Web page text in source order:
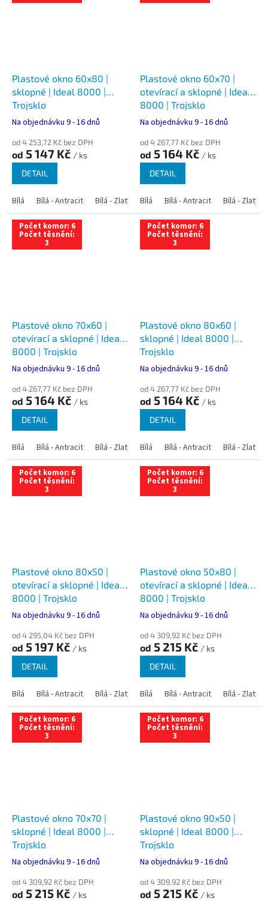
Plastové okno 60x80 |
sklopné | Ideal 8000 |
Trojsklo
Na objednávku 9 - 16 dnů
od 4 253,72 Kč bez DPH
od 5 147 Kč / ks
DETAIL
Bílá Bílá - Antracit Bílá - Zlatý dub Bílá - Tmavý dub Bílá -
Plastové okno 60x70 |
otevírací a sklopné | Ideal
8000 | Trojsklo
Na objednávku 9 - 16 dnů
od 4 267,77 Kč bez DPH
od 5 164 Kč / ks
DETAIL
Bílá Bílá - Antracit Bílá - Zlatý
Počet komor: 6
Počet těsnění:
3
Plastové okno 70x60 |
otevírací a sklopné | Ideal
8000 | Trojsklo
Na objednávku 9 - 16 dnů
od 4 267,77 Kč bez DPH
od 5 164 Kč / ks
DETAIL
Bílá Bílá - Antracit Bílá - Zlatý dub Bílá - Tmavý dub Bílá -
Počet komor: 6
Počet těsnění:
3
Plastové okno 80x60 |
sklopné | Ideal 8000 |
Trojsklo
Na objednávku 9 - 16 dnů
od 4 267,77 Kč bez DPH
od 5 164 Kč / ks
DETAIL
Bílá Bílá - Antracit Bílá - Zlatý
Počet komor: 6
Počet těsnění:
3
Plastové okno 80x50 |
otevírací a sklopné | Ideal
8000 | Trojsklo
Na objednávku 9 - 16 dnů
od 4 295,04 Kč bez DPH
od 5 197 Kč / ks
DETAIL
Bílá Bílá - Antracit Bílá - Zlatý dub Bílá - Tmavý dub Bílá -
Počet komor: 6
Počet těsnění:
3
Plastové okno 50x80 |
otevírací a sklopné | Ideal
8000 | Trojsklo
Na objednávku 9 - 16 dnů
od 4 309,92 Kč bez DPH
od 5 215 Kč / ks
DETAIL
Bílá Bílá - Antracit Bílá - Zlatý
Počet komor: 6
Počet těsnění:
3
Plastové okno 70x70 |
sklopné | Ideal 8000 |
Trojsklo
Na objednávku 9 - 16 dnů
od 4 309,92 Kč bez DPH
od 5 215 Kč / ks
Počet komor: 6
Počet těsnění:
3
Plastové okno 90x50 |
sklopné | Ideal 8000 |
Trojsklo
Na objednávku 9 - 16 dnů
od 4 309,92 Kč bez DPH
od 5 215 Kč / ks